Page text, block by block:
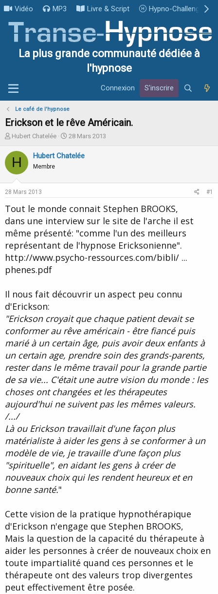
Vidéo MP3 Livre & Script Hypno-Challenge
La plus grande communauté dédiée à
l'hypnose
Connexion S'inscrire
Le café de l'hypnose
Erickson et le rêve Américain.
I
i
u
d
e
a
d
i
u
s
s
i
o
Hubert Chatelée
D
t
b
t
28 Mars 2013
H Hubert Chatelée
Membre
28 Mars 2013 #1
Tout le monde connait Stephen BROOKS,
dans une interview sur le site de l'arche il est
même présenté: "comme l'un des meilleurs
représentant de l'hypnose Ericksonienne".
http://www.psycho-ressources.com/bibli/ ...
phenes.pdf
Il nous fait découvrir un aspect peu connu
d'Erickson:
"Erickson croyait que chaque patient devait se
conformer au rêve américain - être fiancé puis
marié à un certain âge, puis avoir deux enfants à
un certain age, prendre soin des grands-parents,
rester dans le même travail pour la grande partie
de sa vie... C'était une autre vision du monde : les
choses ont changées et les thérapeutes
aujourd'hui ne suivent pas les mêmes valeurs.
/.../
Là ou Erickson travaillait d'une façon plus
matérialiste à aider les gens à se conformer à un
modèle de vie, je travaille d'une façon plus
"spirituelle", en aidant les gens à créer de
nouveaux choix qui les rendent heureux et en
bonne santé."
Cette vision de la pratique hypnothérapique
d'Erickson n'engage que Stephen BROOKS,
Mais la question de la capacité du thérapeute à
aider les personnes à créer de nouveaux choix en
toute impartialité quand ces personnes et le
thérapeute ont des valeurs trop divergentes
peut effectivement être posée.